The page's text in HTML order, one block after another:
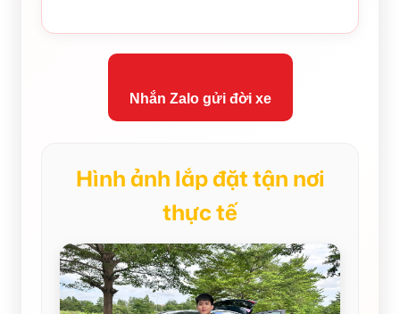
Nhắn Zalo gửi đời xe
Hình ảnh lắp đặt tận nơi
thực tế